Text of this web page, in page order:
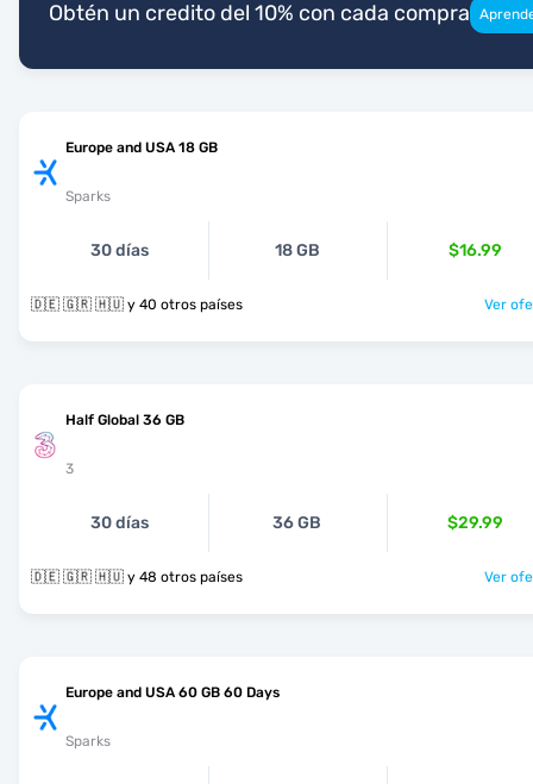
Obtén un credito del 10% con cada compra
Europe and USA 18 GB
Sparks
30 días 18 GB $16.99
🇩🇪 🇬🇷 🇭🇺 y 40 otros países Ver
Half Global 36 GB
3
30 días 36 GB $29.99
🇩🇪 🇬🇷 🇭🇺 y 48 otros países Ver
Europe and USA 60 GB 60 Days
Sparks